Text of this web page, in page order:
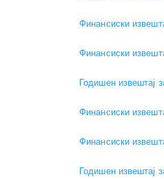
Финансиски
Финансиски
Годишен извештај
Финансиски
Финансиски
Годишен извештај